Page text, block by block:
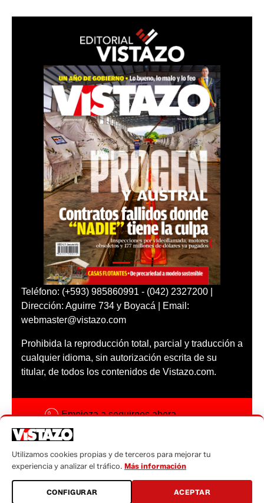
Teléfono: (+593) 985860991 - (042) 2327200 |
Dirección: Aguirre 734 y Boyacá | Email:
webmaster@vistazo.com
Prohibida la reproducción total, parcial y traducción a
cualquier idioma, sin autorización escrita de su
titular, de todos los contenidos de Vistazo.com.
Empieza a seguirnos ahora
Código ética
Sugerencias a:
sugerencias@vistazo.com
Utilizamos cookies propias y de terceros para mejorar tu
experiencia y analizar el tráfico. Más información
CONFIGURAR ACEPTAR